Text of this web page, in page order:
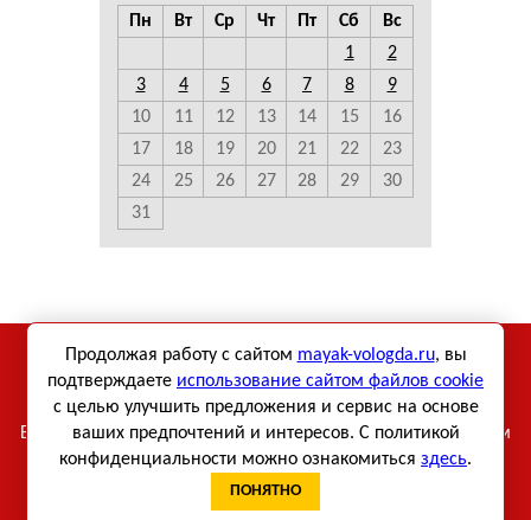
Пн
Вт Ср Чт Пт Сб
Вс
1
2
3
4 5 6 7 8
9
10
11 12 13 14 15
16
17
18 19 20 21 22
23
24
25 26 27 28 29
30
31
Использование материалов сетевого издания «Маяк-
Вологда» возможно только при использовании активной
ссылки.
Все права на тексты и фотографии принадлежат их авторам
Противодействие коррупции
Уведомление об использовании файлов cookie
Политика в отношении обработки персональных данных
Продолжая работу с сайтом mayak-vologda.ru, вы
подтверждаете использование сайтом файлов cookie
с целью улучшить предложения и сервис на основе
ваших предпочтений и интересов. С политикой
конфиденциальности можно ознакомиться здесь.
ПОНЯТНО